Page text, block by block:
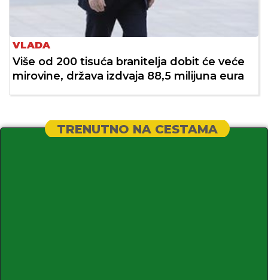
VLADA
Više od 200 tisuća branitelja dobit će veće
mirovine, država izdvaja 88,5 milijuna eura
TRENUTNO NA CESTAMA